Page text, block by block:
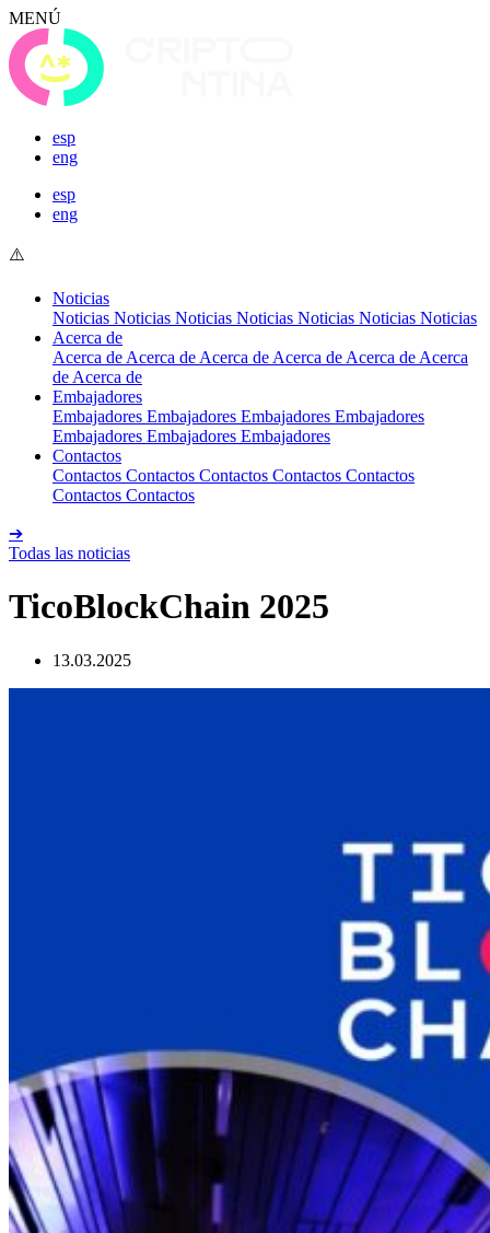
MENÚ
esp
eng
esp
eng
Noticias
Noticias Noticias Noticias Noticias Noticias Noticias Noticias
Acerca de
Acerca de Acerca de Acerca de Acerca de Acerca de Acerca
de Acerca de
Embajadores
Embajadores Embajadores Embajadores Embajadores
Embajadores Embajadores Embajadores
Contactos
Contactos Contactos Contactos Contactos Contactos
Contactos Contactos
➔
Todas las noticias
TicoBlockChain 2025
13.03.2025